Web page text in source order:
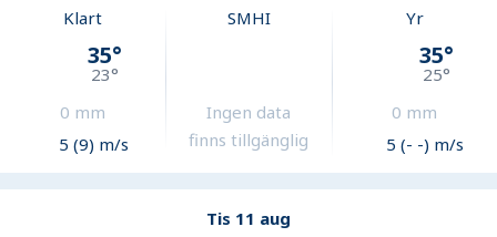
Klart
35°
23°
0 mm
5 (9) m/s
SMHI
Ingen data
finns tillgänglig
Yr
35°
25°
0 mm
5 (- -) m/s
Tis 11 aug